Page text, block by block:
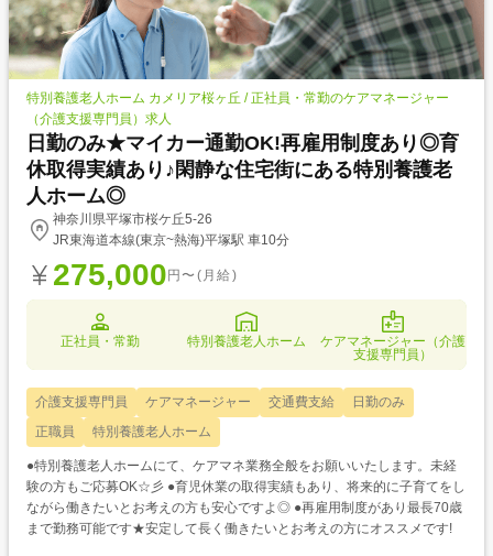
特別養護老人ホーム カメリア桜ヶ丘 / 正社員・常勤のケアマネージャー
（介護支援専門員）求人
日勤のみ★マイカー通勤OK!再雇用制度あり◎育
休取得実績あり♪閑静な住宅街にある特別養護老
人ホーム◎
神奈川県平塚市桜ケ丘5-26
JR東海道本線(東京~熱海)平塚駅 車10分
275,000 円〜(月給)
正社員・常勤 特別養護老人ホーム
ケアマネージャー（介護
支援専門員）
介護支援専門員 ケアマネージャー 交通費支給
日勤のみ
正職員
特別養護老人ホーム
●特別養護老人ホームにて、ケアマネ業務全般をお願いいたします。未経
験の方もご応募OK☆彡 ●育児休業の取得実績もあり、将来的に子育てをし
ながら働きたいとお考えの方も安心ですよ◎ ●再雇用制度があり最長70歳
まで勤務可能です★安定して長く働きたいとお考えの方にオススメです!